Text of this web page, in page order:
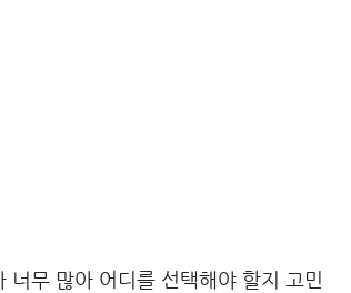
너무 많아 어디를 선택해야 할지 고민